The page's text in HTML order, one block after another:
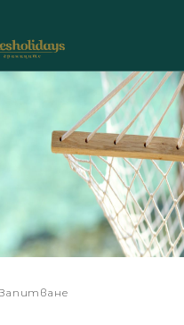
Запитване